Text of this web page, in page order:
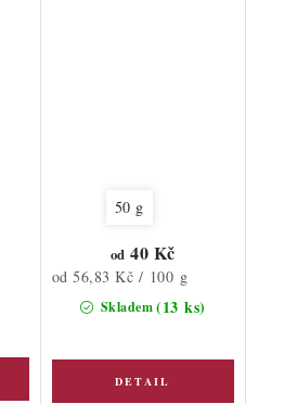
50 g
Skladem(13 ks)
od 40 Kč
Měrná
cena:
od 56,83 Kč / 100 g